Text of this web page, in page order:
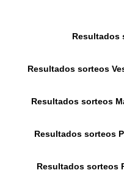
Resultados
Resultados sorteos
Resultados sorteos
Resultados sorteos
Resultados sorteos